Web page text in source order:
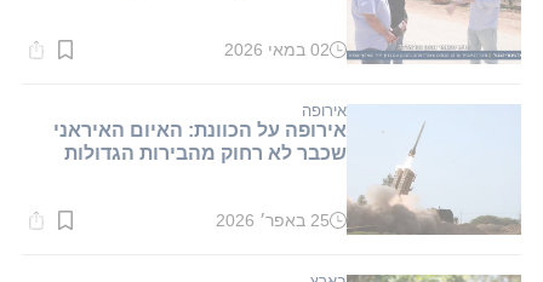
זמן
דקות.
02 במאי 2026
אירופה
אירופה על הכוונת: האיום האיראני
שכבר לא רחוק מהבירות הגדולות
זמן25 באפר׳ 2026